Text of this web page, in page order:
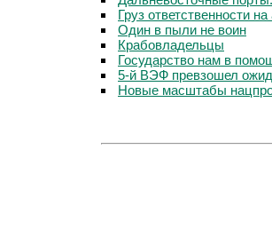
Груз ответственности
Один в пыли не воин
Крабовладельцы
Государство нам в
5-й ВЭФ превзошел
Новые масштабы